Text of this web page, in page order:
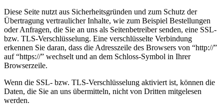
Diese Seite nutzt aus Sicherheitsgründen und zum Schutz der
Übertragung vertraulicher Inhalte, wie zum Beispiel Bestellungen
oder Anfragen, die Sie an uns als Seitenbetreiber senden, eine SSL-
bzw. TLS-Verschlüsselung. Eine verschlüsselte Verbindung
erkennen Sie daran, dass die Adresszeile des Browsers von “http://”
auf “https://” wechselt und an dem Schloss-Symbol in Ihrer
Browserzeile.
Wenn die SSL- bzw. TLS-Verschlüsselung aktiviert ist, können die
Daten, die Sie an uns übermitteln, nicht von Dritten mitgelesen
werden.